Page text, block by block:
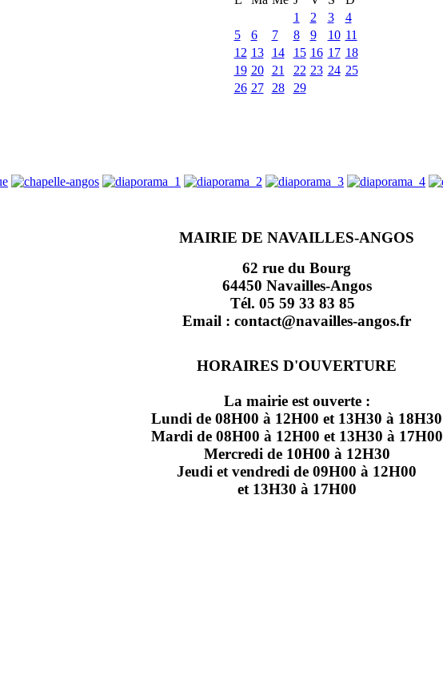
1
2 3
4
5
6 7 8 9 10 11
12 13 14 15 16 17 18
19 20 21 22 23 24 25
26 27 28 29
MAIRIE DE NAVAILLES-ANGOS
62 rue du Bourg
64450 Navailles-Angos
Tél. 05 59 33 83 85
Email : contact@navailles-angos.fr
HORAIRES D'OUVERTURE
La mairie est ouverte :
Lundi de 08H00 à 12H00 et 13H30 à 18H30
Mardi de 08H00 à 12H00 et 13H30 à 17H00
Mercredi de 10H00 à 12H30
Jeudi et vendredi de 09H00 à 12H00
et 13H30 à 17H00